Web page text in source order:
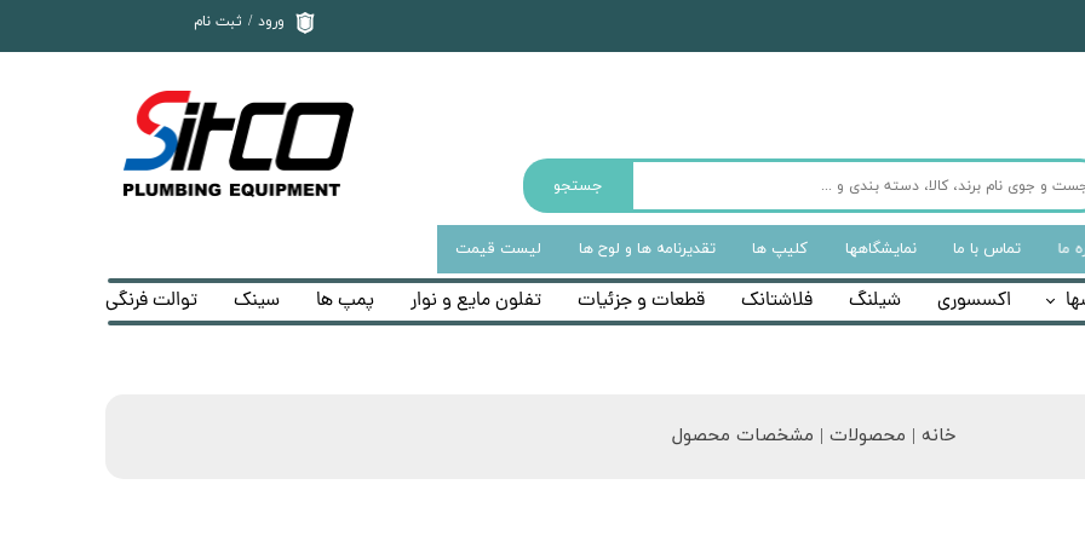
جستجو
ورود / ثبت نام
حساب کاربری من
تغییر گذر واژه
سفارشات
خروج از حساب
اکسسوری شیلنگ فلاشتانک قطعات و جزئیات تفلون مایع و نوار پمپ ها سینک توالت فرنگی
ما تماس با ما نمایشگاهها کلیپ ها تقدیرنامه ها و لوح ها لیست قیمت
خانه | محصولات | مشخصات محصول